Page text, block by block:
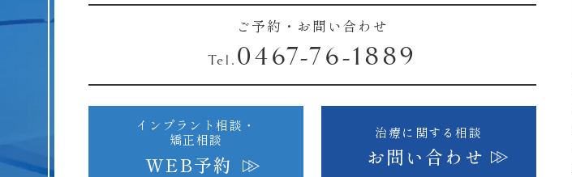
ご予約・お問い合わせ
Tel. 0467-76-1889
インプラント相談・
矯正相談
WEB予約
治療に関する相談
お問い合わせ